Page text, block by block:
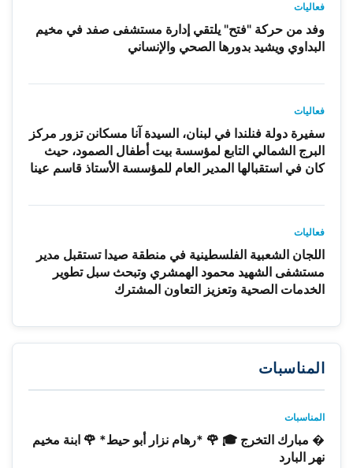
فعاليات
وفد من حركة "فتح" يلتقي إدارة مستشفى صفد في مخيم
البداوي ويشيد بدورها الصحي والإنساني
فعاليات
سفيرة دولة فنلندا في لبنان، السيدة آنا مسكانن تزور مركز
البرج الشمالي التابع لمؤسسة بيت أطفال الصمود، حيث
كان في استقبالها المدير العام للمؤسسة الأستاذ قاسم عينا
فعاليات
اللجان الشعبية الفلسطينية في منطقة صيدا تستقبل مدير
مستشفى الشهيد محمود الهمشري وتبحث سبل تطوير
الخدمات الصحية وتعزيز التعاون المشترك
المناسبات
المناسبات
� مبارك التخرج 🎓 🌹 *رهام نزار أبو حيط* 🌹 ابنة مخيم
نهر البارد